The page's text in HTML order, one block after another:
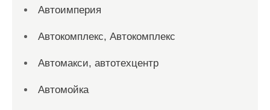
Автоимперия
Автокомплекс, Автокомплекс
Автомакси, автотехцентр
Автомойка